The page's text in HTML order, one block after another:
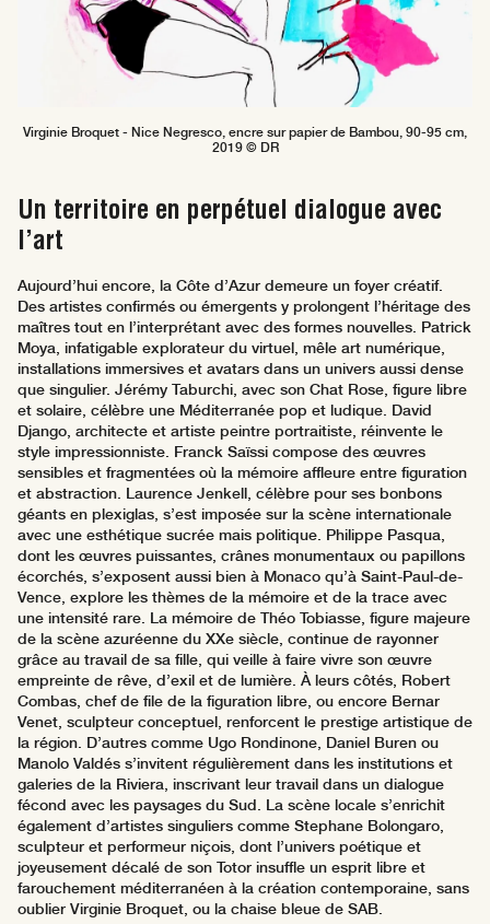
Virginie Broquet - Nice Negresco, encre sur papier de Bambou, 90-95 cm,
2019 © DR
Un territoire en perpétuel dialogue avec
l’art
Aujourd’hui encore, la Côte d’Azur demeure un foyer créatif.
Des artistes confirmés ou émergents y prolongent l’héritage des
maîtres tout en l’interprétant avec des formes nouvelles. Patrick
Moya, infatigable explorateur du virtuel, mêle art numérique,
installations immersives et avatars dans un univers aussi dense
que singulier. Jérémy Taburchi, avec son Chat Rose, figure libre
et solaire, célèbre une Méditerranée pop et ludique. David
Django, architecte et artiste peintre portraitiste, réinvente le
style impressionniste. Franck Saïssi compose des œuvres
sensibles et fragmentées où la mémoire affleure entre figuration
et abstraction. Laurence Jenkell, célèbre pour ses bonbons
géants en plexiglas, s’est imposée sur la scène internationale
avec une esthétique sucrée mais politique. Philippe Pasqua,
dont les œuvres puissantes, crânes monumentaux ou papillons
écorchés, s’exposent aussi bien à Monaco qu’à Saint-Paul-de-
Vence, explore les thèmes de la mémoire et de la trace avec
une intensité rare. La mémoire de Théo Tobiasse, figure majeure
de la scène azuréenne du XXe siècle, continue de rayonner
grâce au travail de sa fille, qui veille à faire vivre son œuvre
empreinte de rêve, d’exil et de lumière. À leurs côtés, Robert
Combas, chef de file de la figuration libre, ou encore Bernar
Venet, sculpteur conceptuel, renforcent le prestige artistique de
la région. D’autres comme Ugo Rondinone, Daniel Buren ou
Manolo Valdés s’invitent régulièrement dans les institutions et
galeries de la Riviera, inscrivant leur travail dans un dialogue
fécond avec les paysages du Sud. La scène locale s’enrichit
également d’artistes singuliers comme Stephane Bolongaro,
sculpteur et performeur niçois, dont l’univers poétique et
joyeusement décalé de son Totor insuffle un esprit libre et
farouchement méditerranéen à la création contemporaine, sans
oublier Virginie Broquet, ou la chaise bleue de SAB.